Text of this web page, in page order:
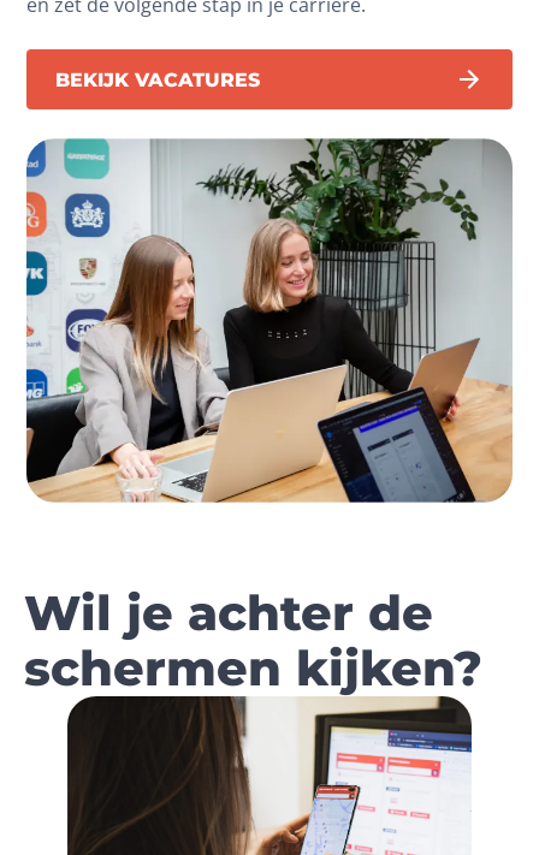
en zet de volgende stap in je carrière.
BEKIJK VACATURES
Wil je achter de
schermen kijken?